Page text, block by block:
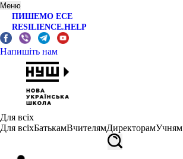
Меню
ПИШЕМО ЕСЕ
RESILIENCE.HELP
Напишіть нам
Для всіх
Для всіхБатькамВчителямДиректорамУчням